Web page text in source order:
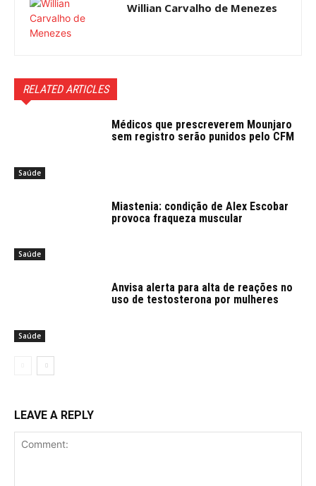
Willian Carvalho de Menezes
RELATED ARTICLES
Saúde
Médicos que prescreverem Mounjaro
sem registro serão punidos pelo CFM
Saúde
Miastenia: condição de Alex Escobar
provoca fraqueza muscular
Saúde
Anvisa alerta para alta de reações no
uso de testosterona por mulheres
LEAVE A REPLY